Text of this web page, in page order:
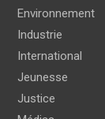
Environnement
Industrie
International
Jeunesse
Justice